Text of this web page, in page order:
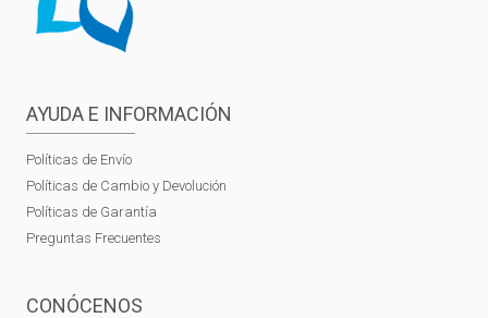
AYUDA E INFORMACIÓN
Políticas de Envío
Políticas de Cambio y Devolución
Políticas de Garantía
Preguntas Frecuentes
CONÓCENOS